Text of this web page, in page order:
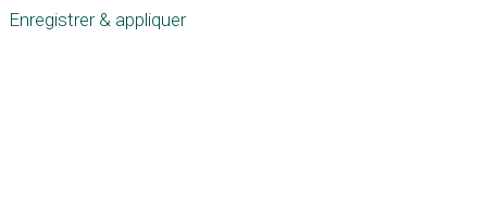
Enregistrer & appliquer